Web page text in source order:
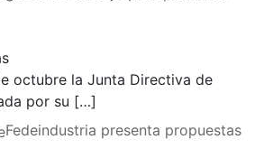
octubre la Junta Directiva de
por su […]
Fedeindustria presenta propuestas